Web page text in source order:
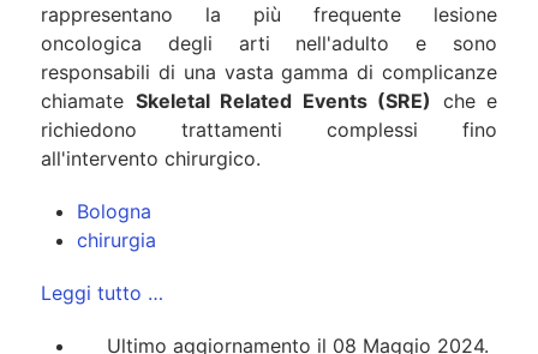
rappresentano la più frequente lesione
oncologica degli arti nell'adulto e sono
responsabili di una vasta gamma di complicanze
chiamate Skeletal Related Events (SRE) che e
richiedono trattamenti complessi fino
all'intervento chirurgico.
Bologna
chirurgia
Leggi tutto …
Ultimo aggiornamento il 08 Maggio 2024.